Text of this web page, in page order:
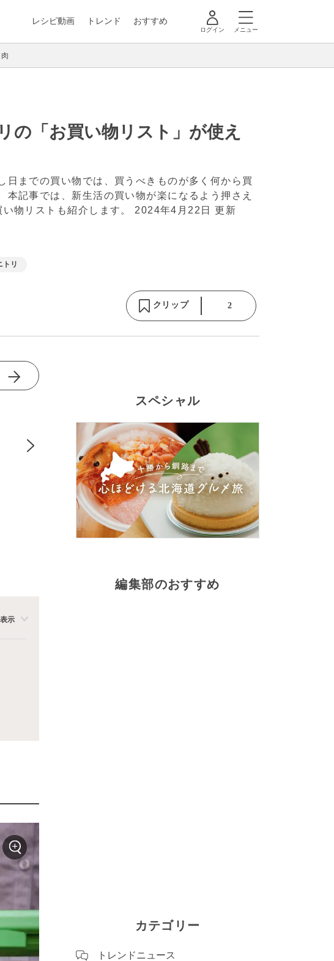
レシピ動画 トレンド おすすめ
ログイン メニュー
の「お買い物リスト」が使え
までの買い物では、買うべきものが多く何から買
記事では、新生活の買い物が楽になるよう押さえ
物リストも紹介します。 2024年4月22日 更新
トリ
クリップ 2
示
スペシャル
編集部のおすすめ
カテゴリー
トレンドニュース